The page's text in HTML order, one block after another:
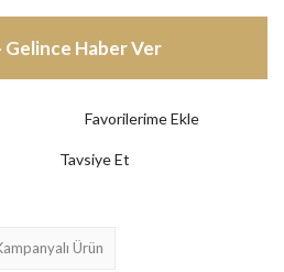
Gelince Haber Ver
Tavsiye Et
Ürün